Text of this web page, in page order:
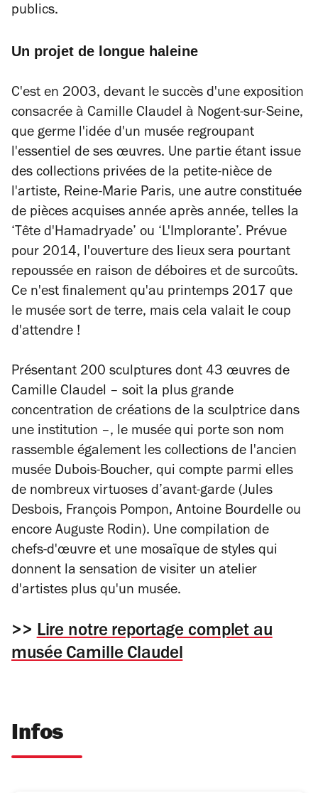
publics.
Un projet de longue haleine
C'est en 2003, devant le succès d'une exposition
consacrée à Camille Claudel à Nogent-sur-Seine,
que germe l'idée d'un musée regroupant
l'essentiel de ses œuvres. Une partie étant issue
des collections privées de la petite-nièce de
l'artiste, Reine-Marie Paris, une autre constituée
de pièces acquises année après année, telles la
‘Tête d'Hamadryade’ ou ‘L'Implorante’. Prévue
pour 2014, l'ouverture des lieux sera pourtant
repoussée en raison de déboires et de surcoûts.
Ce n'est finalement qu'au printemps 2017 que
le musée sort de terre, mais cela valait le coup
d'attendre !
Présentant 200 sculptures dont 43 œuvres de
Camille Claudel – soit la plus grande
concentration de créations de la sculptrice dans
une institution –, le musée qui porte son nom
rassemble également les collections de l'ancien
musée Dubois-Boucher, qui compte parmi elles
de nombreux virtuoses d’avant-garde (Jules
Desbois, François Pompon, Antoine Bourdelle ou
encore Auguste Rodin). Une compilation de
chefs-d'œuvre et une mosaïque de styles qui
donnent la sensation de visiter un atelier
d'artistes plus qu'un musée.
>>Lire notre reportage complet au
musée Camille Claudel
Infos